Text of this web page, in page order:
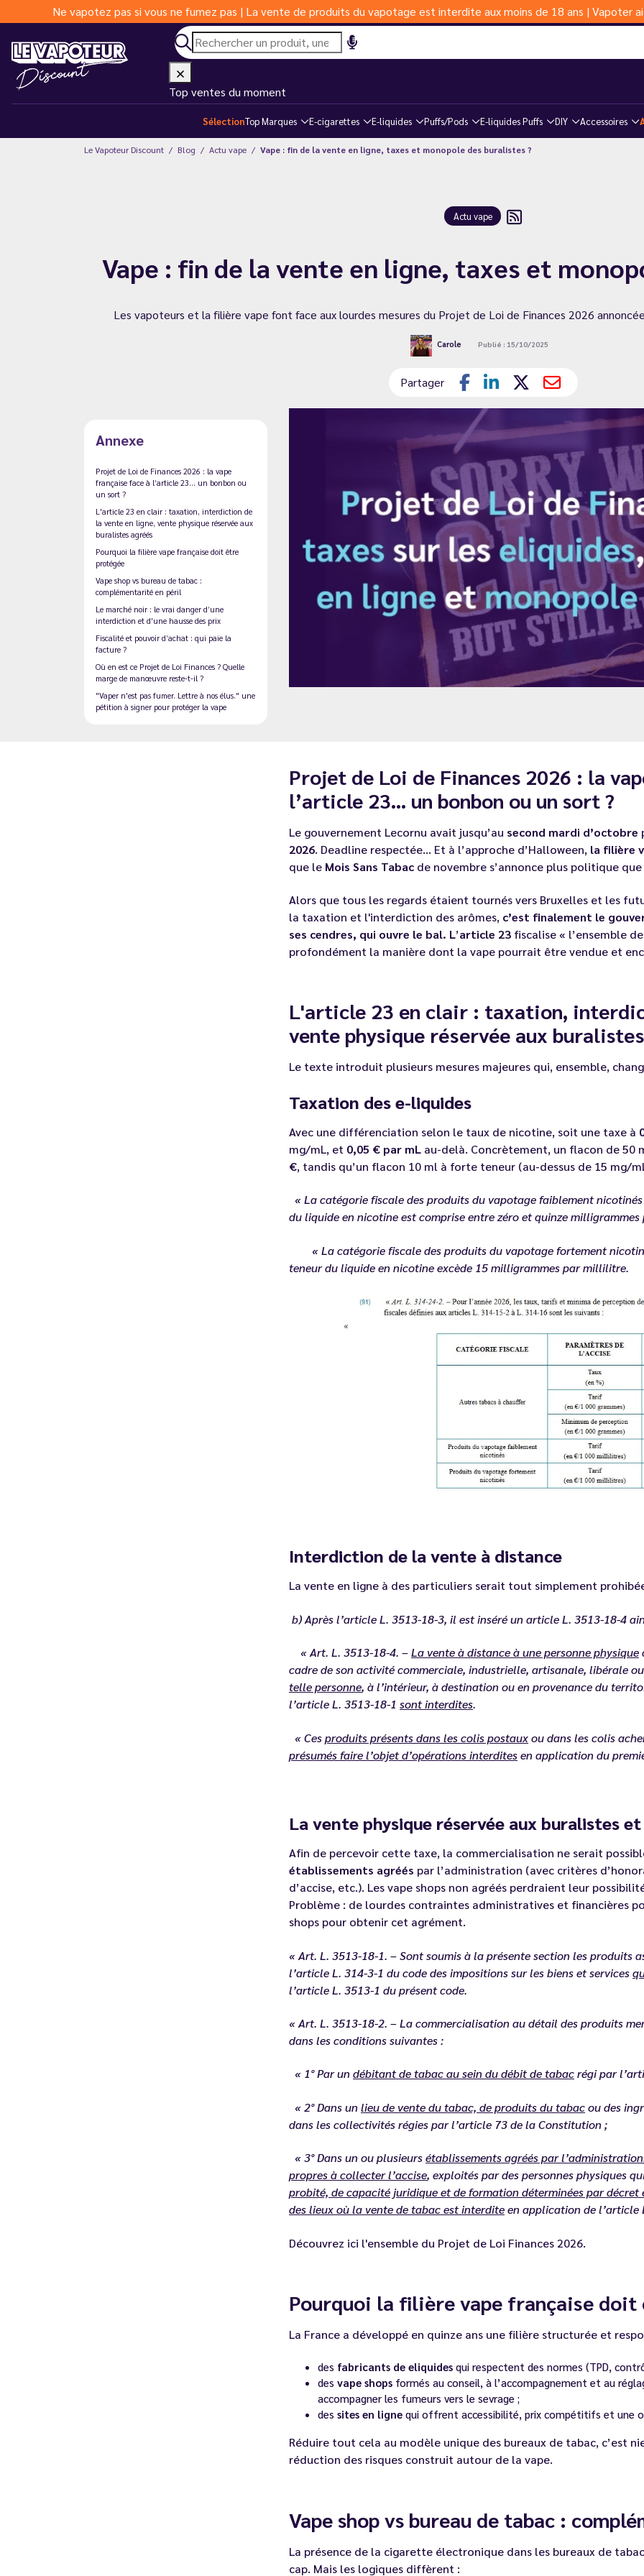
Ne vapotez pas si vous ne fumez pas | La vente de produits du vapotage est interdite aux moins de 18 ans | Vapoter
Top ventes du moment
SélectionTop Marques E-cigarettes E-liquides Puffs/Pods E-liquides Puffs DIY Accessoires
Le Vapoteur Discount Blog Actu vape Vape : fin de la vente en ligne, taxes et monopole des buralistes ?
Actu vape
Vape : fin de la vente en ligne, taxes et
Les vapoteurs et la filière vape font face aux lourdes mesures du Projet de Loi de Finances 2026
Carole Publié : 15/10/2025
Partager
Annexe
Projet de Loi de Finances 2026 : la vape
française face à l’article 23… un bonbon ou
un sort ?
L'article 23 en clair : taxation, interdiction de
la vente en ligne, vente physique réservée aux
buralistes agréés
Pourquoi la filière vape française doit être
protégée
Vape shop vs bureau de tabac :
complémentarité en péril
Le marché noir : le vrai danger d’une
interdiction et d'une hausse des prix
Fiscalité et pouvoir d’achat : qui paie la
facture ?
Où en est ce Projet de Loi Finances ? Quelle
marge de manœuvre reste-t-il ?
"Vaper n'est pas fumer. Lettre à nos élus." une
pétition à signer pour protéger la vape
Projet de Loi de Finances 2026 : la
l’article 23… un bonbon ou un sort ?
Le gouvernement Lecornu avait jusqu’au second mardi d’octobre
2026. Deadline respectée... Et à l’approche d’Halloween, la filière
que le Mois Sans Tabac de novembre s’annonce plus politique
Alors que tous les regards étaient tournés vers Bruxelles et les
la taxation et l'interdiction des arômes, c’est finalement le
ses cendres, qui ouvre le bal. L’article 23 fiscalise « l’ensemble
profondément la manière dont la vape pourrait être vendue et
L'article 23 en clair : taxation,
vente physique réservée aux
Le texte introduit plusieurs mesures majeures qui, ensemble,
Taxation des e-liquides
Avec une différenciation selon le taux de nicotine, soit une taxe à
mg/mL, et 0,05 € par mL au-delà. Concrètement, un flacon de 50
€, tandis qu’un flacon 10 ml à forte teneur (au-dessus de 15 mg/
« La catégorie fiscale des produits du vapotage faiblement
du liquide en nicotine est comprise entre zéro et quinze
« La catégorie fiscale des produits du vapotage fortement
teneur du liquide en nicotine excède 15 milligrammes par millilitre.
Interdiction de la vente à distance
La vente en ligne à des particuliers serait tout simplement
b) Après l’article L. 3513-18-3, il est inséré un article L. 3513-18-4
« Art. L. 3513-18-4. –La vente à distance à une personne physique
cadre de son activité commerciale, industrielle, artisanale, libérale
telle personne, à l’intérieur, à destination ou en provenance du
l’article L. 3513-18-1 sont interdites.
« Cesproduits présents dans les colis postauxou dans les colis
présumés faire l’objet d’opérations interditesen application du
La vente physique réservée aux buralistes
Afin de percevoir cette taxe, la commercialisation ne serait
établissements agréés par l’administration (avec critères
d’accise, etc.). Les vape shops non agréés perdraient leur
Problème : de lourdes contraintes administratives et financières
shops pour obtenir cet agrément.
« Art. L. 3513-18-1. – Sont soumis à la présente section les produits
l’article L. 314-3-1 du code des impositions sur les biens et services
l’article L. 3513-1 du présent code.
« Art. L. 3513-18-2. – La commercialisation au détail des produits
dans les conditions suivantes :
« 1° Par un débitant de tabac au sein du débit de tabacrégi par
« 2° Dans un lieu de vente du tabac, de produits du tabacou des
dans les collectivités régies par l’article 73 de la Constitution ;
« 3° Dans un ou plusieursétablissements agréés par l’administration
propres à collecter l’accise, exploités par des personnes physiques
probité, de capacité juridique et de formation déterminées par décret
des lieux où la vente de tabac est interditeen application de l’article
Découvrez ici l'ensemble du Projet de Loi Finances 2026.
Pourquoi la filière vape française
La France a développé en quinze ans une filière structurée et
des fabricants de eliquides qui respectent des normes (TPD,
des vape shops formés au conseil, à l’accompagnement et au
accompagner les fumeurs vers le sevrage ;
des sites en ligne qui offrent accessibilité, prix compétitifs et une
Réduire tout cela au modèle unique des bureaux de tabac, c’est
réduction des risques construit autour de la vape.
Vape shop vs bureau de tabac :
La présence de la cigarette électronique dans les bureaux de
cap. Mais les logiques diffèrent :